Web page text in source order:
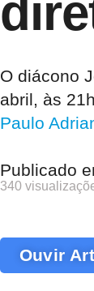
O diácono
abril, às
Paulo
Publicado
340
Ouvir